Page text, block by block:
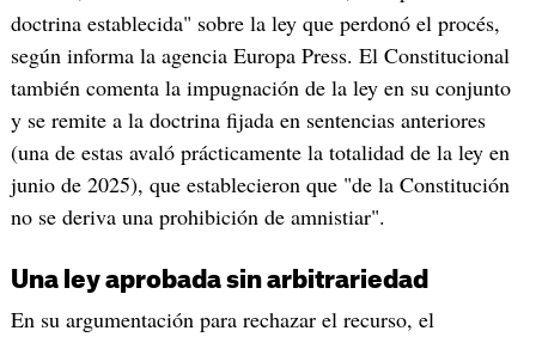
doctrina establecida" sobre la ley que perdonó el procés,
según informa la agencia Europa Press. El Constitucional
también comenta la impugnación de la ley en su conjunto
y se remite a la doctrina fijada en sentencias anteriores
(una de estas avaló prácticamente la totalidad de la ley en
junio de 2025), que establecieron que "de la Constitución
no se deriva una prohibición de amnistiar".
Una ley aprobada sin arbitrariedad
En su argumentación para rechazar el recurso, el